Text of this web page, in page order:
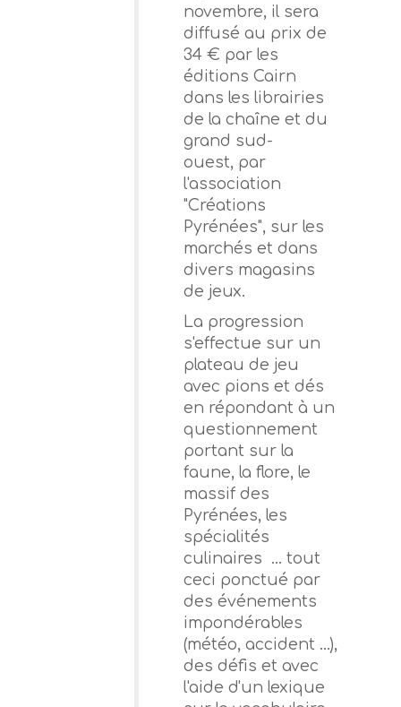
novembre, il sera
diffusé au prix de
34 € par les
éditions Cairn
dans les librairies
de la chaîne et du
grand sud-
ouest, par
l'association
"Créations
Pyrénées", sur les
marchés et dans
divers magasins
de jeux.
La progression
s'effectue sur un
plateau de jeu
avec pions et dés
en répondant à un
questionnement
portant sur la
faune, la flore, le
massif des
Pyrénées, les
spécialités
culinaires ... tout
ceci ponctué par
des événements
impondérables
(météo, accident ...),
des défis et avec
l'aide d'un lexique